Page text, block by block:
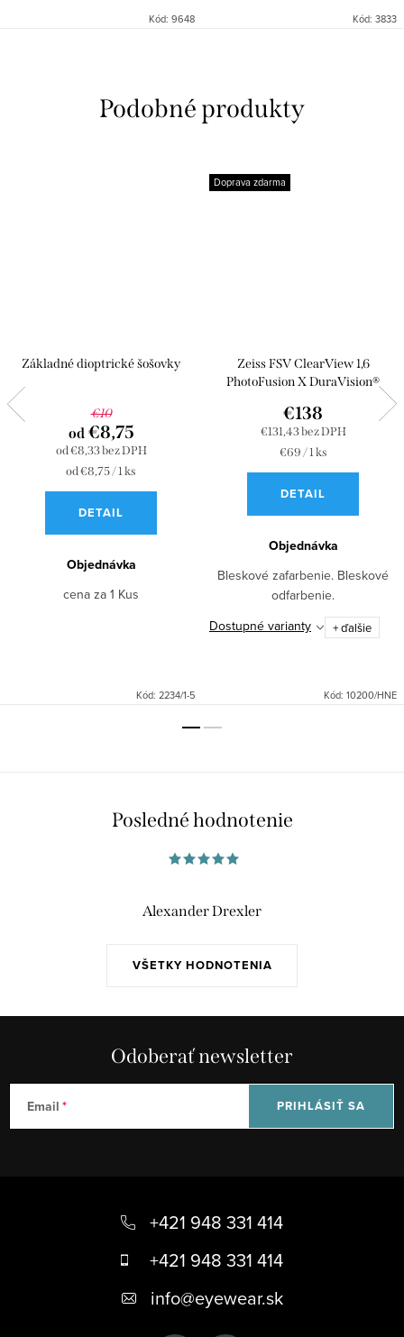
Kód: 9648 Kód: 3833
Základné dioptrické šošovky
€10
od €8,33 bez DPH
od €8,75
Jednotková
od €8,75 / 1 ks
DETAIL
Objednávka
cena za 1 Kus
Kód: 2234/1-5
Doprava zdarma
Zeiss FSV ClearView 1,6
PhotoFusion X DuraVision®
€131,43 bez DPH
€138
Jednotková
€69 / 1 ks
DETAIL
Objednávka
Bleskové zafarbenie. Bleskové
odfarbenie.
Dostupné varianty
+ ďalšie
Kód: 10200/HNE
Posledné hodnotenie
VŠETKY HODNOTENIA
Alexander Drexler
Odoberať newsletter
Email PRIHLÁSIŤ SA
+421 948 331 414
+421 948 331 414
info@eyewear.sk